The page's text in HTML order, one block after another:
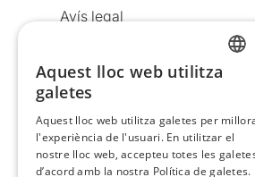
Avís legal
Política de cookies
Condicions d’ús
Comunicacions comercials i
Anuncia’t
Vull rebre la newsletter de
Aquest lloc web utilitza
galetes
Aquest lloc web utilitza galetes per
l'experiència de l'usuari. En utilitzar el
nostre lloc web, accepteu totes les
d’acord amb la nostra Política de galetes.